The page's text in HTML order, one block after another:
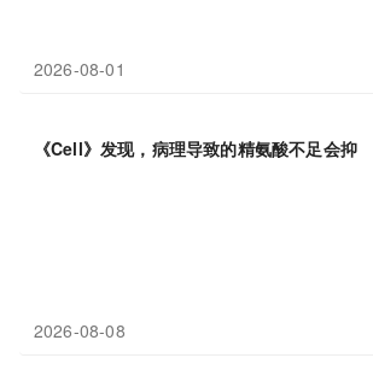
2026-08-01
《Cell》发现，病理导致的精氨酸不足会抑制
2026-08-08